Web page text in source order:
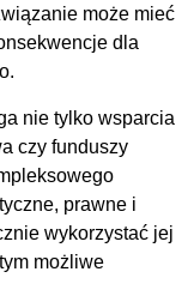
może mieć
dla
nie tylko wsparcia
czy funduszy
prawne i
wykorzystać jej
możliwe